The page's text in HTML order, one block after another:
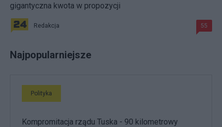
gigantyczna kwota w propozycji
Redakcja 55
Najpopularniejsze
Polityka
Kompromitacja rządu Tuska - 90 kilometrowy